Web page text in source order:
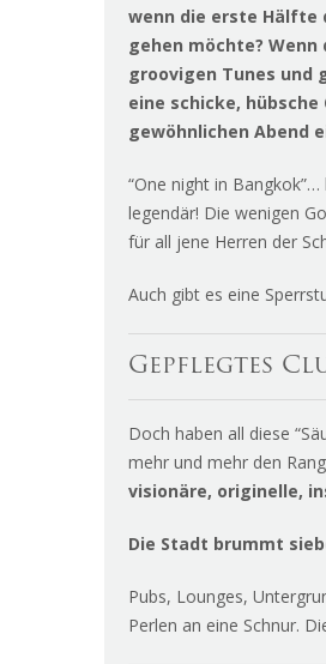
wenn die erste Hälfte
gehen möchte?
groovigen Tunes und
eine schicke,
gewöhnlichen Abend
“One night in
legendär! Die wenigen
für all jene Herren der
Auch gibt es eine
Gepflegtes
Doch haben all diese
mehr und mehr den
visionäre, originelle,
Die Stadt brummt
Pubs, Lounges,
Perlen an eine Schnur.